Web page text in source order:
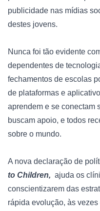
publicidade nas mídias
destes jovens.
Nunca foi tão evidente
dependentes de
fechamentos de escolas
de plataformas e
aprendem e se conectam
buscam apoio, e todos
sobre o mundo.
A nova declaração de
to Children, ajuda os
conscientizarem das
rápida evolução, às